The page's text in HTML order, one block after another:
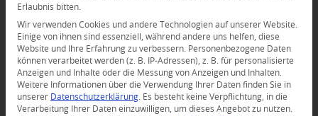
Erlaubnis bitten.
Wir verwenden Cookies und andere Technologien auf unserer Website.
Einige von ihnen sind essenziell, während andere uns helfen, diese
Website und Ihre Erfahrung zu verbessern.
Personenbezogene Daten
können verarbeitet werden (z. B. IP-Adressen), z. B. für personalisierte
Anzeigen und Inhalte oder die Messung von Anzeigen und Inhalten.
Weitere Informationen über die Verwendung Ihrer Daten finden Sie in
unserer Datenschutzerklärung
Es besteht keine Verpflichtung, in die
Verarbeitung Ihrer Daten einzuwilligen, um dieses Angebot zu nutzen.